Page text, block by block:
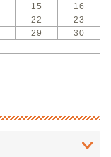
15
16
22
23
29
30